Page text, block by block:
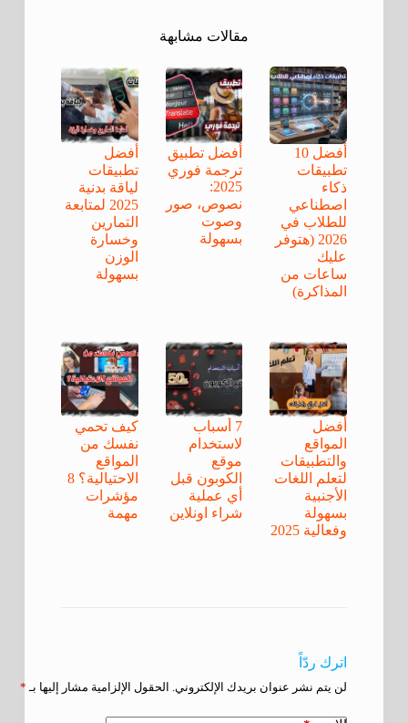
مقالات مشابهة
أفضل 10
تطبيقات
ذكاء
اصطناعي
للطلاب في
2026 (هتوفر
عليك
ساعات من
المذاكرة)
أفضل تطبيق
ترجمة فوري
2025:
نصوص، صور
وصوت
بسهولة
أفضل
تطبيقات
لياقة بدنية
2025 لمتابعة
التمارين
وخسارة
الوزن
بسهولة
أفضل
المواقع
والتطبيقات
لتعلم اللغات
الأجنبية
بسهولة
وفعالية 2025
7 أسباب
لاستخدام
موقع
الكوبون قبل
أي عملية
شراء اونلاين
كيف تحمي
نفسك من
المواقع
الاحتيالية؟ 8
مؤشرات
مهمة
اترك ردّاً
لن يتم نشر عنوان بريدك الإلكتروني. الحقول الإلزامية مشار إليها بـ *